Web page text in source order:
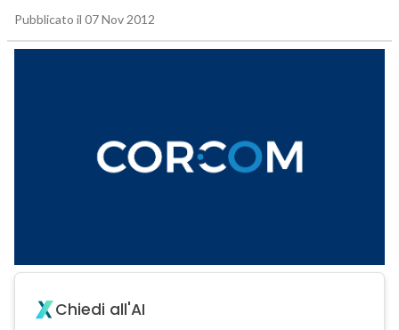
Pubblicato il 07 Nov 2012
Chiedi all'AI